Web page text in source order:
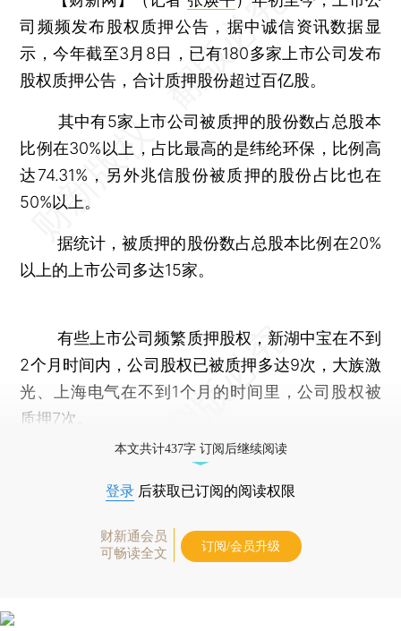
司频频发布股权质押公告，据中诚信资讯数据显
示，今年截至3月8日，已有180多家上市公司发布
股权质押公告，合计质押股份超过百亿股。
其中有5家上市公司被质押的股份数占总股本
比例在30%以上，占比最高的是纬纶环保，比例高
达74.31%，另外兆信股份被质押的股份占比也在
50%以上。
据统计，被质押的股份数占总股本比例在20%
以上的上市公司多达15家。
有些上市公司频繁质押股权，新湖中宝在不到
2个月时间内，公司股权已被质押多达9次，大族激
光、上海电气在不到1个月的时间里，公司股权被
质押7次。
本文共计437字 订阅后继续阅读
登录 后获取已订阅的阅读权限
财新通会员
可畅读全文
订阅/会员升级